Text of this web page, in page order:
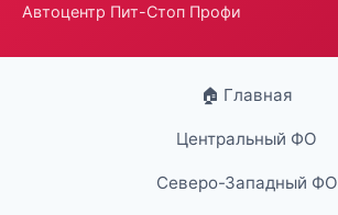
Автоцентр Пит-Стоп Профи
🏠 Главная
Центральный ФО
Северо-Западный ФО